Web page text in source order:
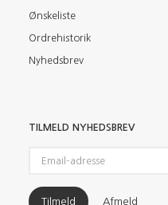
Ønskeliste
Ordrehistorik
Nyhedsbrev
TILMELD NYHEDSBREV
adresse
Tilmeld Afmeld